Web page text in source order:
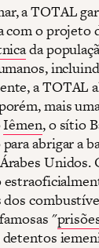
a TOTAL
com o projeto
da
a TOTAL
mais
Iêmen, o sítio
abrigar a
"
detentos